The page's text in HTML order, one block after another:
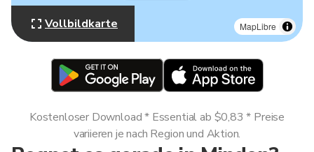
MapLibre
Vollbildkarte
Kostenloser Download * Essential ab $0,83 * Preise
variieren je nach Region und Aktion.